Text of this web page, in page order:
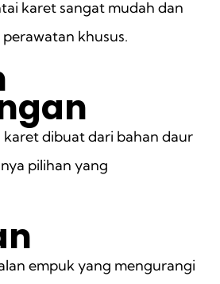
karet sangat mudah dan
khusus.
karet dibuat dari bahan daur
pilihan yang
empuk yang mengurangi